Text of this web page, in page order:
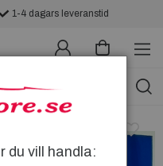
1-4 dagars leveranstid
du vill handla: